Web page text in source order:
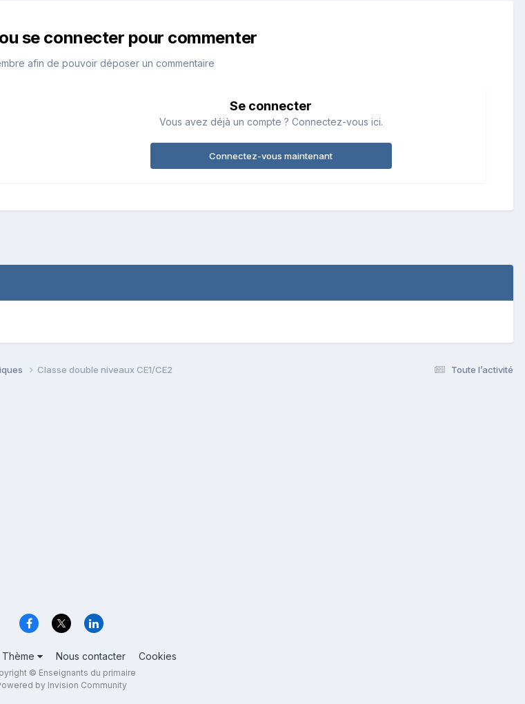
se connecter pour commenter
afin de pouvoir déposer un commentaire
Se connecter
Vous avez déjà un compte ? Connectez-vous ici.
Connectez-vous maintenant
Toute l’activité
Classe double niveaux CE1/CE2
Thème Nous contacter Cookies
© Enseignants du primaire
by Invision Community